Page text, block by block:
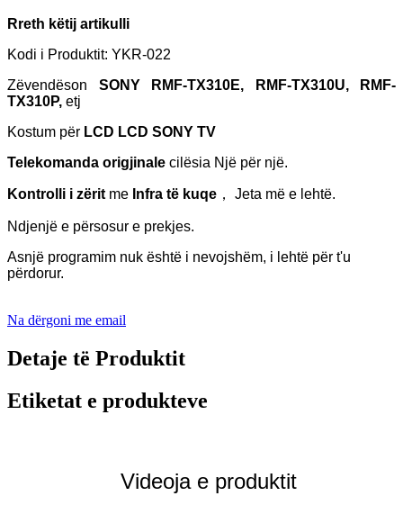
Rreth këtij artikulli
Kodi i Produktit: YKR-022
Zëvendëson SONY RMF-TX310E, RMF-TX310U, RMF-
TX310P, etj
Kostum për LCD LCD SONY TV
Telekomanda origjinale cilësia Një për një.
Kontrolli i zërit me Infra të kuqe ， Jeta më e lehtë.
Ndjenjë e përsosur e prekjes.
Asnjë programim nuk është i nevojshëm, i lehtë për t'u
përdorur.
Na dërgoni me email
Detaje të Produktit
Etiketat e produkteve
Videoja e produktit